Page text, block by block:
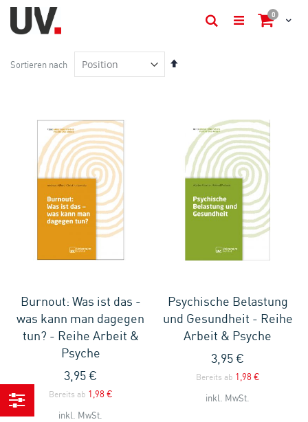
Cart
0items
Suche
Sortieren nach
In
Burnout: Was ist das -
was kann man dagegen
tun? - Reihe Arbeit &
Psyche
3,95 €
Bereits ab 1,98 €
inkl. MwSt.
Psychische Belastung
und Gesundheit - Reihe
Arbeit & Psyche
3,95 €
Bereits ab 1,98 €
inkl. MwSt.
Einkaufen